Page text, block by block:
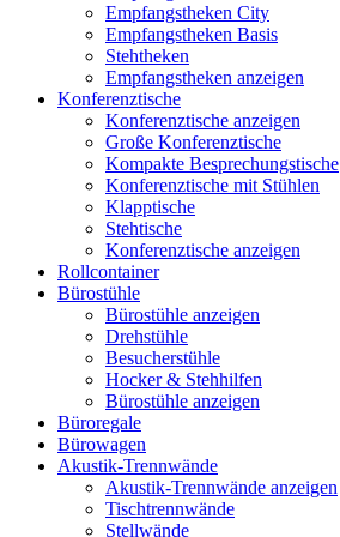
Empfangstheken City
Empfangstheken Basis
Stehtheken
Empfangstheken anzeigen
Konferenztische
Konferenztische anzeigen
Große Konferenztische
Kompakte Besprechungstische
Konferenztische mit Stühlen
Klapptische
Stehtische
Konferenztische anzeigen
Rollcontainer
Bürostühle
Bürostühle anzeigen
Drehstühle
Besucherstühle
Hocker & Stehhilfen
Bürostühle anzeigen
Büroregale
Bürowagen
Akustik-Trennwände
Akustik-Trennwände anzeigen
Tischtrennwände
Stellwände